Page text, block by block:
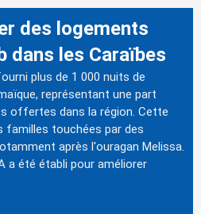
des logements
dans les Caraïbes
plus de 1 000 nuits de
représentant une part
offertes dans la région. Cette
familles touchées par des
après l'ouragan Melissa.
a été établi pour améliorer